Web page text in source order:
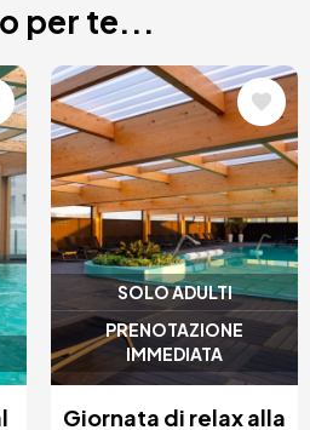
per te...
SOLO ADULTI
PRENOTAZIONE
IMMEDIATA
Immagine
Giornata di relax alla